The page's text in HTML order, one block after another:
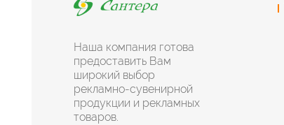
Наша компания готова
предоставить Вам
широкий выбор
рекламно-сувенирной
продукции и рекламных
товаров.